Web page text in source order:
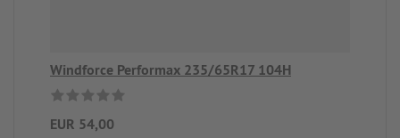
Windforce Performax 235/65R17 104H
EUR 54,00